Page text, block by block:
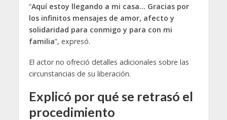
“Aquí estoy llegando a mi casa… Gracias por
los infinitos mensajes de amor, afecto y
solidaridad para conmigo y para con mi
familia”, expresó.
El actor no ofreció detalles adicionales sobre las
circunstancias de su liberación.
Explicó por qué se retrasó el
procedimiento